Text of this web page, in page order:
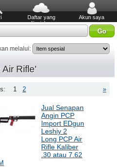
Daftar yang
diinginkan
Akun saya
melalui:
Rifle'
»
1 2
Jual Senapan
Angin PCP
Import EDgun
Leshiy 2
Long PCP Air
Rifle Kaliber
.30 atau 7.62